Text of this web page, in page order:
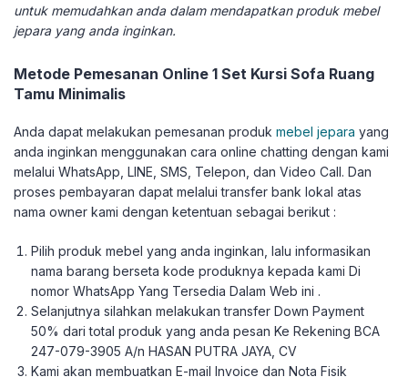
untuk memudahkan anda dalam mendapatkan produk mebel
jepara yang anda inginkan.
Metode Pemesanan Online 1 Set Kursi Sofa Ruang
Tamu Minimalis
Anda dapat melakukan pemesanan produk mebel jepara yang
anda inginkan menggunakan cara online chatting dengan kami
melalui WhatsApp, LINE, SMS, Telepon, dan Video Call. Dan
proses pembayaran dapat melalui transfer bank lokal atas
nama owner kami dengan ketentuan sebagai berikut :
Pilih produk mebel yang anda inginkan, lalu informasikan
nama barang berseta kode produknya kepada kami Di
nomor WhatsApp Yang Tersedia Dalam Web ini .
Selanjutnya silahkan melakukan transfer Down Payment
50% dari total produk yang anda pesan Ke Rekening BCA
247-079-3905 A/n HASAN PUTRA JAYA, CV
Kami akan membuatkan E-mail Invoice dan Nota Fisik